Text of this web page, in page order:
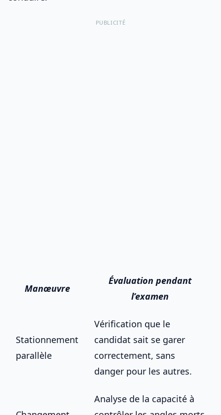
PUBLICITÉ
Manœuvre
Évaluation pendant
l’examen
Stationnement
parallèle
Vérification que le
candidat sait se garer
correctement, sans
danger pour les autres.
Analyse de la capacité à